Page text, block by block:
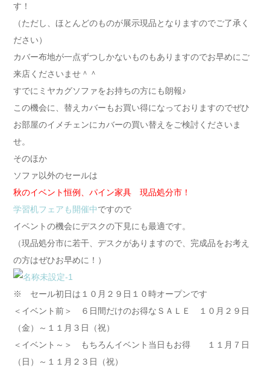
す！
（ただし、ほとんどのものが展示現品となりますのでご了承く
ださい）
カバー布地が一点ずつしかないものもありますのでお早めにご
来店くださいませ＾＾
すでにミヤカグソファをお持ちの方にも朗報♪
この機会に、替えカバーもお買い得になっておりますのでぜひ
お部屋のイメチェンにカバーの買い替えをご検討くださいま
せ。
そのほか
ソファ以外のセールは
秋のイベント恒例、パイン家具 現品処分市！
学習机フェアも開催中ですので
イベントの機会にデスクの下見にも最適です。
（現品処分市に若干、デスクがありますので、完成品をお考え
の方はぜひお早めに！）
※ セール初日は１０月２９日１０時オープンです
＜イベント前＞ ６日間だけのお得なＳＡＬＥ １０月２９日
（金）～１１月３日（祝）
＜イベント～＞ もちろんイベント当日もお得 １１月７日
（日）～１１月２３日（祝）